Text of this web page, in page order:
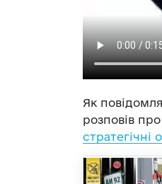
Як
розповів
стратегічні